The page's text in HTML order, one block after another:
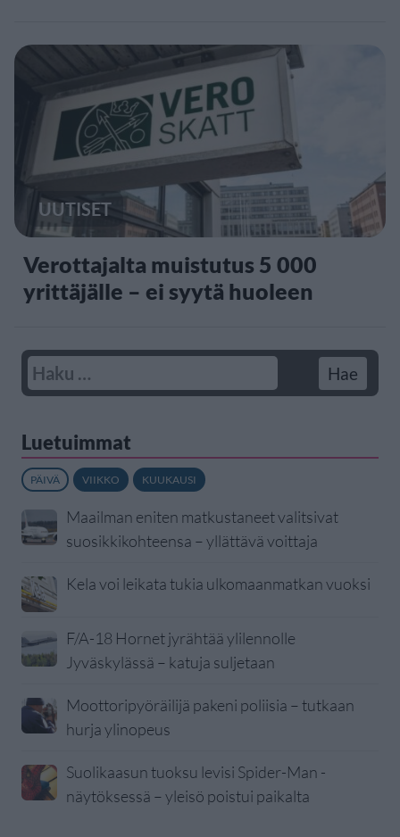
UUTISET
Verottajalta muistutus 5 000
yrittäjälle – ei syytä huoleen
Luetuimmat
PÄIVÄ VIIKKO KUUKAUSI
Maailman eniten matkustaneet valitsivat
suosikkikohteensa – yllättävä voittaja
Kela voi leikata tukia ulkomaanmatkan vuoksi
F/A-18 Hornet jyrähtää ylilennolle
Jyväskylässä – katuja suljetaan
Moottoripyöräilijä pakeni poliisia – tutkaan
hurja ylinopeus
Suolikaasun tuoksu levisi Spider-Man -
näytöksessä – yleisö poistui paikalta